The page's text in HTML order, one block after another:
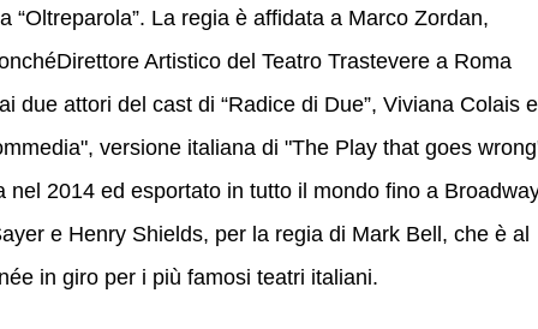
“Oltreparola”. La regia è affidata a Marco Zordan,
Artistico del Teatro Trastevere a Roma
due attori del cast di “Radice di Due”, Viviana Colais e
versione italiana di "The Play that goes
2014 ed esportato in tutto il mondo fino a
e Henry Shields, per la regia di Mark Bell, che è al
in giro per i più famosi teatri italiani.